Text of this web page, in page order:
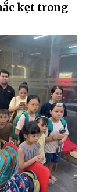
kẹt trong